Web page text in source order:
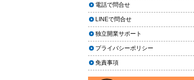
ーフィルム料金はいくら？施工内
容・相場・安くするコツ
車のヘッドライト交換のタイミン
グと費用
車のサスペンション交換の必要性
と費用
2023.11.26
年末に「車も大掃除」をしようキャ
ンペーン
2023.11.22
「＃埼玉」という埼玉県のお店や企
業を紹介するサイトで紹介されまし
た
電話で問合せ
LINEで問合せ
独立開業サポート
プライバシーポリシー
免責事項